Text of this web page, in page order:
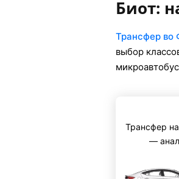
Биот:
Трансфер во
выбор
Трансфер
—